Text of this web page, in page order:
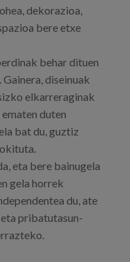
dekorazioa,
bere etxe
behar dituen
diseinuak
elkarreraginak
duten
bat du, guztiz
eta bere bainugela
gela horrek
du, ate
pribatutasun-